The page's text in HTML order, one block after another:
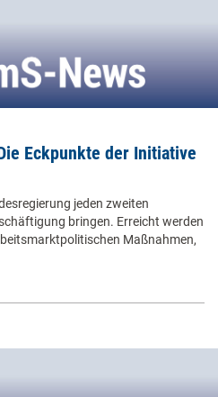
Eckpunkte der Initiative
jeden zweiten
bringen. Erreicht werden
Maßnahmen,